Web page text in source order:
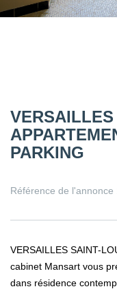
PARKING
Référence de l'annonce
VERSAILLES SAINT-
cabinet Mansart vous
dans résidence